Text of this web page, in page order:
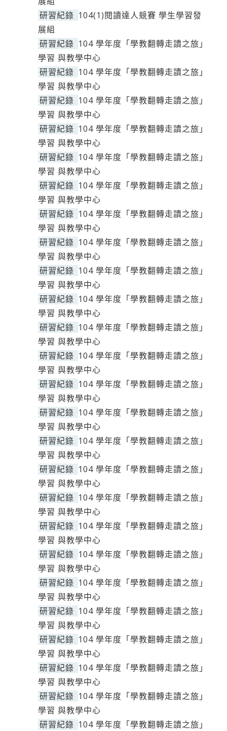
研習紀錄 104(1)閱讀達人競賽 學生學習發
展組
研習紀錄 104 學年度「學教翻轉走讀之旅」
學習 與教學中心
研習紀錄 104 學年度「學教翻轉走讀之旅」
學習 與教學中心
研習紀錄 104 學年度「學教翻轉走讀之旅」
學習 與教學中心
研習紀錄 104 學年度「學教翻轉走讀之旅」
學習 與教學中心
研習紀錄 104 學年度「學教翻轉走讀之旅」
學習 與教學中心
研習紀錄 104 學年度「學教翻轉走讀之旅」
學習 與教學中心
研習紀錄 104 學年度「學教翻轉走讀之旅」
學習 與教學中心
研習紀錄 104 學年度「學教翻轉走讀之旅」
學習 與教學中心
研習紀錄 104 學年度「學教翻轉走讀之旅」
學習 與教學中心
研習紀錄 104 學年度「學教翻轉走讀之旅」
學習 與教學中心
研習紀錄 104 學年度「學教翻轉走讀之旅」
學習 與教學中心
研習紀錄 104 學年度「學教翻轉走讀之旅」
學習 與教學中心
研習紀錄 104 學年度「學教翻轉走讀之旅」
學習 與教學中心
研習紀錄 104 學年度「學教翻轉走讀之旅」
學習 與教學中心
研習紀錄 104 學年度「學教翻轉走讀之旅」
學習 與教學中心
研習紀錄 104 學年度「學教翻轉走讀之旅」
學習 與教學中心
研習紀錄 104 學年度「學教翻轉走讀之旅」
學習 與教學中心
研習紀錄 104 學年度「學教翻轉走讀之旅」
學習 與教學中心
研習紀錄 104 學年度「學教翻轉走讀之旅」
學習 與教學中心
研習紀錄 104 學年度「學教翻轉走讀之旅」
學習 與教學中心
研習紀錄 104 學年度「學教翻轉走讀之旅」
學習 與教學中心
研習紀錄 104 學年度「學教翻轉走讀之旅」
學習 與教學中心
研習紀錄 104 學年度「學教翻轉走讀之旅」
學習 與教學中心
研習紀錄 104 學年度「學教翻轉走讀之旅」
學習 與教學中心
研習紀錄 104 學年度「學教翻轉走讀之旅」